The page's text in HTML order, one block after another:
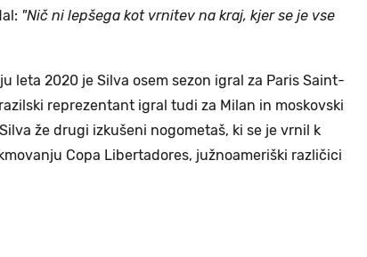
"Nič ni lepšega kot vrnitev na kraj, kjer se je vse
leta 2020 je Silva osem sezon igral za Paris Saint-
reprezentant igral tudi za Milan in moskovski
že drugi izkušeni nogometaš, ki se je vrnil k
Copa Libertadores, južnoameriški različici